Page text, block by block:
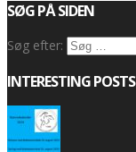
SØG PÅ SIDEN
Søg efter:
INTERESTING POSTS